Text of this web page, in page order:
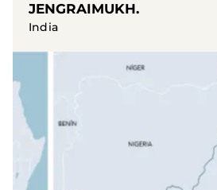
JENGRAIMUKH.
India